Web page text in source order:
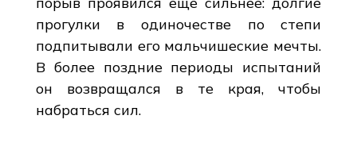
прогулки в одиночестве по степи
подпитывали его мальчишеские мечты.
В более поздние периоды испытаний
он возвращался в те края, чтобы
набраться сил.